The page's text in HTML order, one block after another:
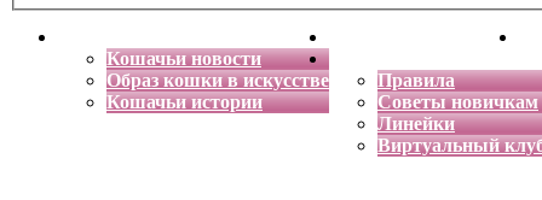
Кошачьи новости
Образ кошки в искусстве
Кошачьи истории
Энциклопедия кошек
Правила
Советы новичкам
Линейки
Виртуальный